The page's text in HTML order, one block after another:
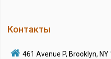
Контакты
461 Avenue P, Brooklyn, NY